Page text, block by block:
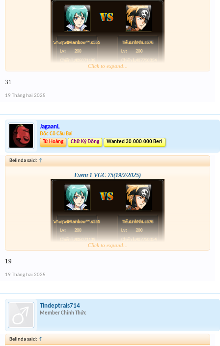
Click to expand...
31
19 Tháng hai 2025
JagaanL
Độc Cô Cầu Bại
Tứ Hoàng
Chữ Ký Động Wanted 30.000.000 Beri
Belinda said: ↑
Event 1 VGC 75(19/2/2025)
Click to expand...
19
19 Tháng hai 2025
Tindeptrais714
Member Chính Thức
Belinda said: ↑